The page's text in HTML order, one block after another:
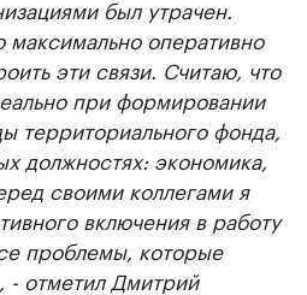
был утрачен.
оперативно
эти связи. Считаю, что
при формировании
территориального фонда,
должностях: экономика,
своими коллегами я
включения в работу
проблемы, которые
- отметил Дмитрий